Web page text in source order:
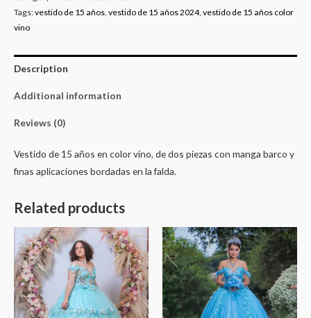
Tags:vestido de 15 años, vestido de 15 años 2024, vestido de 15 años color
vino
Description
Additional information
Reviews (0)
Vestido de 15 años en color vino, de dos piezas con manga barco y
finas aplicaciones bordadas en la falda.
Related products